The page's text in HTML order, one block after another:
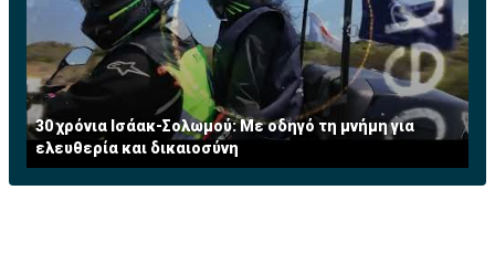
30 χρόνια Ισάακ-Σολωμού: Με οδηγό τη μνήμη για
ελευθερία και δικαιοσύνη